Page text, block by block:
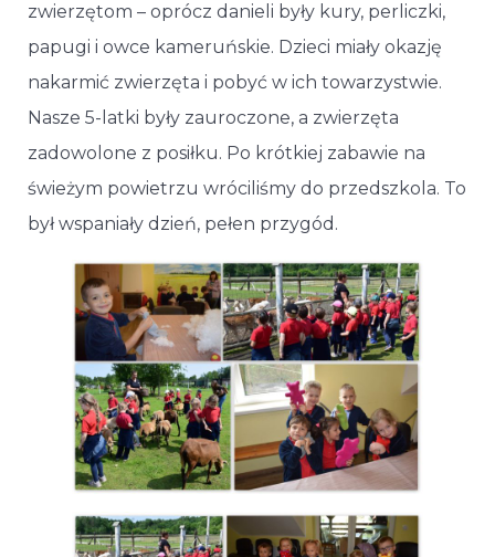
zwierzętom – oprócz danieli były kury, perliczki,
papugi i owce kameruńskie. Dzieci miały okazję
nakarmić zwierzęta i pobyć w ich towarzystwie.
Nasze 5-latki były zauroczone, a zwierzęta
zadowolone z posiłku. Po krótkiej zabawie na
świeżym powietrzu wróciliśmy do przedszkola. To
był wspaniały dzień, pełen przygód.